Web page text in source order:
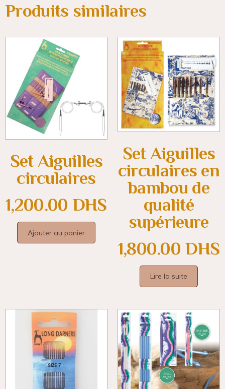
Produits similaires
Set Aiguilles
circulaires
1,200.00 DHS
Ajouter au panier
Set Aiguilles
circulaires en
bambou de
qualité
supérieure
1,800.00 DHS
Lire la suite